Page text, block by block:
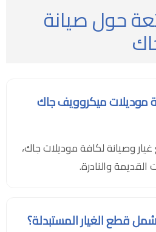
حول صيانة
موديلات ميكروويف جاك
وصيانة لكافة موديلات جاك،
القديمة والنادرة.
قطع الغيار المستبدلة؟